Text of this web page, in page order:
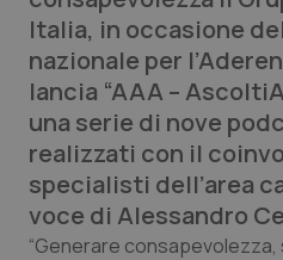
Professionisti Sanitari.AI
Abruzzo
Basilicata
Calabria
QS Pro Gold
Artrite & artrosi
Asma & BPCO
QS Club Newsletter
Italia, in occasione
nazionale per
lancia “AAA –
una serie di nove
realizzati con il
specialisti dell’area
voce di Alessandro
“Generare consapevolezza,